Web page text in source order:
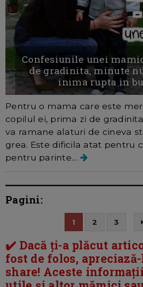
Confesiunile unei
de gradinita, minute
inima rupta in
Pentru o mama care este
copilul ei, prima zi de
va ramane alaturi de cineva
grea. Este dificila atat pentru
pentru parinte....
Pagini:
1 2 3
✔️ Dacă ți-a plăcut
fost de folos,
share! Aceste